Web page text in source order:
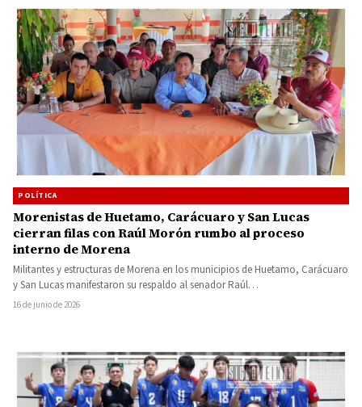
POLÍTICA
Morenistas de Huetamo, Carácuaro y San Lucas
cierran filas con Raúl Morón rumbo al proceso
interno de Morena
Militantes y estructuras de Morena en los municipios de Huetamo, Carácuaro
y San Lucas manifestaron su respaldo al senador Raúl…
16 de junio de 2026